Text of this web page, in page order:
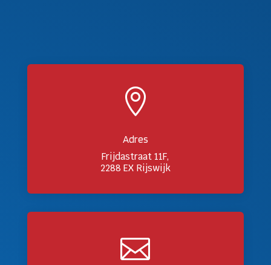

Adres
Frijdastraat 11F,
2288 EX Rijswijk
